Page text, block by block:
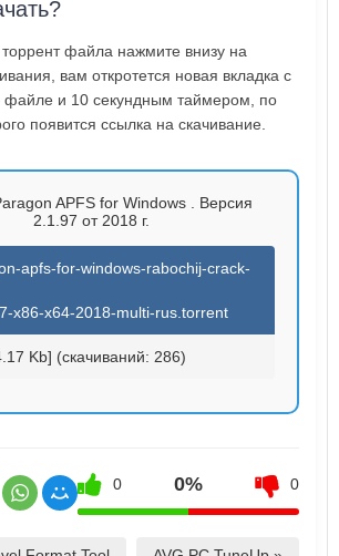
файла нажмите внизу на
вам откротется новая вкладка с
и 10 секундным таймером, по
появится ссылка на скачивание.
APFS for Windows . Версия
2.1.97 от 2018 г.
apfs-for-windows-rabochij-crack-
x86-x64-2018-multi-rus.torrent
Kb] (cкачиваний: 286)
0 0% 0